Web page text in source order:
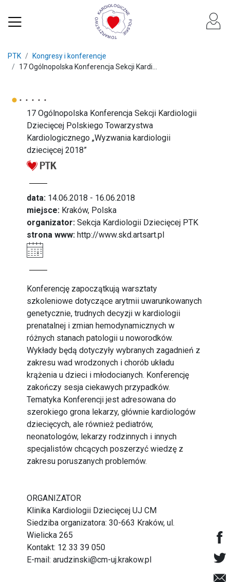
PTK
Kongresy i konferencje
17 Ogólnopolska Konferencja Sekcji Kardi...
17 Ogólnopolska Konferencja Sekcji Kardiologii
Dziecięcej Polskiego Towarzystwa
Kardiologicznego „Wyzwania kardiologii
dziecięcej 2018”
data: 14.06.2018 - 16.06.2018
miejsce: Kraków, Polska
organizator: Sekcja Kardiologii Dziecięcej PTK
strona www: http://www.skd.artsart.pl
Konferencję zapoczątkują warsztaty
szkoleniowe dotyczące arytmii uwarunkowanych
genetycznie, trudnych decyzji w kardiologii
prenatalnej i zmian hemodynamicznych w
różnych stanach patologii u noworodków.
Wykłady będą dotyczyły wybranych zagadnień z
zakresu wad wrodzonych i chorób układu
krążenia u dzieci i młodocianych. Konferencję
zakończy sesja ciekawych przypadków.
Tematyka Konferencji jest adresowana do
szerokiego grona lekarzy, głównie kardiologów
dziecięcych, ale również pediatrów,
neonatologów, lekarzy rodzinnych i innych
specjalistów chcących poszerzyć wiedzę z
zakresu poruszanych problemów.
ORGANIZATOR
Klinika Kardiologii Dziecięcej UJ CM
Siedziba organizatora: 30-663 Kraków, ul.
Wielicka 265
Kontakt: 12 33 39 050
E-mail: arudzinski@cm-uj.krakow.pl